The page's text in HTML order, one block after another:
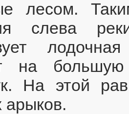
лесом.
слева
на
На этой
арыков.